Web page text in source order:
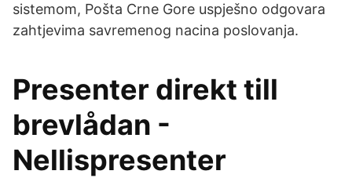
sistemom, Pošta Crne Gore uspješno odgovara
zahtjevima savremenog nacina poslovanja.
Presenter direkt till
brevlådan -
Nellispresenter